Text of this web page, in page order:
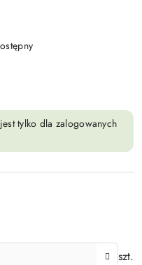
tylko dla zalogowanych
szt.